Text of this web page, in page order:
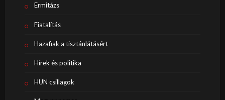
Ermitázs
Fiatalítás
Hazafiak a tisztánlátásért
Hírek és politika
HUN csillagok